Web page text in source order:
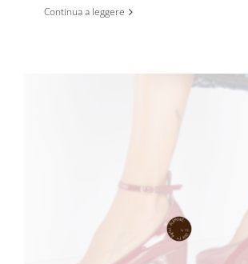
Continua a leggere